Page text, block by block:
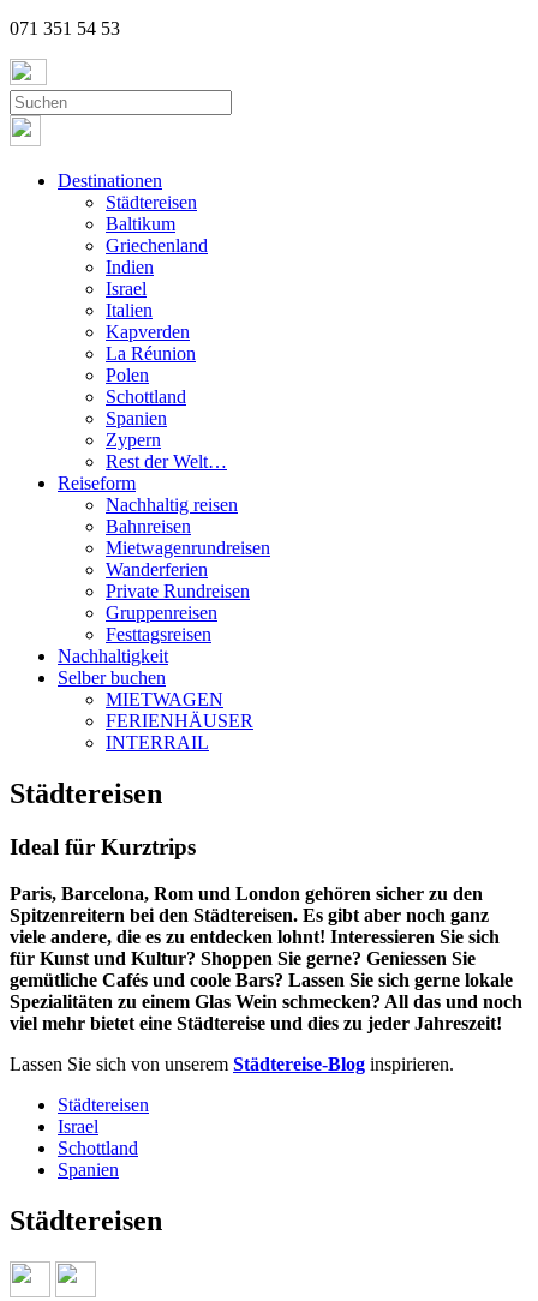
071 351 54 53
Destinationen
Städtereisen
Baltikum
Griechenland
Indien
Israel
Italien
Kapverden
La Réunion
Polen
Schottland
Spanien
Zypern
Rest der Welt…
Reiseform
Nachhaltig reisen
Bahnreisen
Mietwagenrundreisen
Wanderferien
Private Rundreisen
Gruppenreisen
Festtagsreisen
Nachhaltigkeit
Selber buchen
MIETWAGEN
FERIENHÄUSER
INTERRAIL
Städtereisen
Ideal für Kurztrips
Paris, Barcelona, Rom und London gehören sicher zu den
Spitzenreitern bei den Städtereisen. Es gibt aber noch ganz
viele andere, die es zu entdecken lohnt! Interessieren Sie sich
für Kunst und Kultur? Shoppen Sie gerne? Geniessen Sie
gemütliche Cafés und coole Bars? Lassen Sie sich gerne lokale
Spezialitäten zu einem Glas Wein schmecken? All das und noch
viel mehr bietet eine Städtereise und dies zu jeder Jahreszeit!
Lassen Sie sich von unserem Städtereise-Blog inspirieren.
Städtereisen
Israel
Schottland
Spanien
Städtereisen